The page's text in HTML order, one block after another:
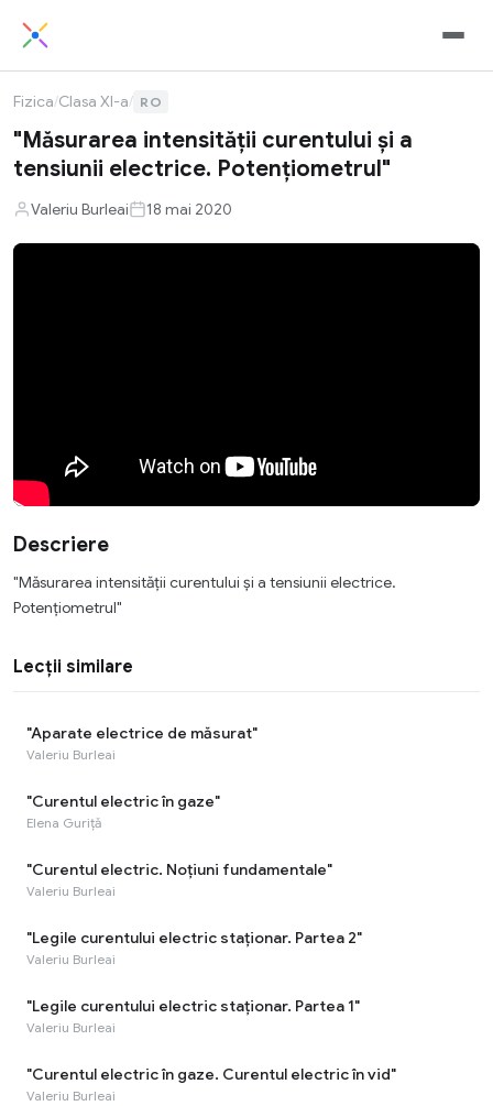
Fizica/Clasa XI-a/ RO
"Măsurarea intensității curentului și a
tensiunii electrice. Potențiometrul"
Valeriu Burleai 18 mai 2020
Descriere
"Măsurarea intensității curentului și a tensiunii electrice.
Potențiometrul"
Lecții similare
"Aparate electrice de măsurat"
Valeriu Burleai
"Curentul electric în gaze"
Elena Guriță
"Curentul electric. Noțiuni fundamentale"
Valeriu Burleai
"Legile curentului electric staționar. Partea 2"
Valeriu Burleai
"Legile curentului electric staționar. Partea 1"
Valeriu Burleai
"Curentul electric în gaze. Curentul electric în vid"
Valeriu Burleai